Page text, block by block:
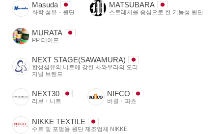
Masuda
화학 섬유・원단
MATSUBARA
스트레치를 중심으로 한 기능성 원단
MURATA
PP 테이프
NEXT STAGE(SAWAMURA)
합성섬유의 니트에 강한 사와무라의 오리
지널 브랜드
NEXT30
리브・니트
NIFCO
버클・파츠
NIKKE TEXTILE
수트 및 포멀용 원단 제조업체 NIKKE